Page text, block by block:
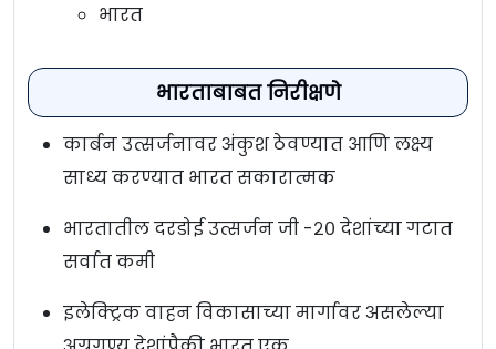
भारत
भारताबाबत निरीक्षणे
कार्बन उत्सर्जनावर अंकुश ठेवण्यात आणि लक्ष्य
साध्य करण्यात भारत सकारात्मक
भारतातील दरडोई उत्सर्जन जी -२० देशांच्या गटात
सर्वात कमी
इलेक्ट्रिक वाहन विकासाच्या मार्गावर असलेल्या